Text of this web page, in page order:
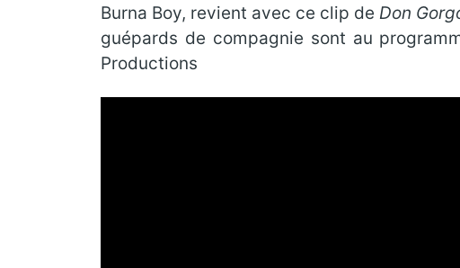
Burna Boy, revient avec ce clip de Don
guépards de compagnie sont au
Productions